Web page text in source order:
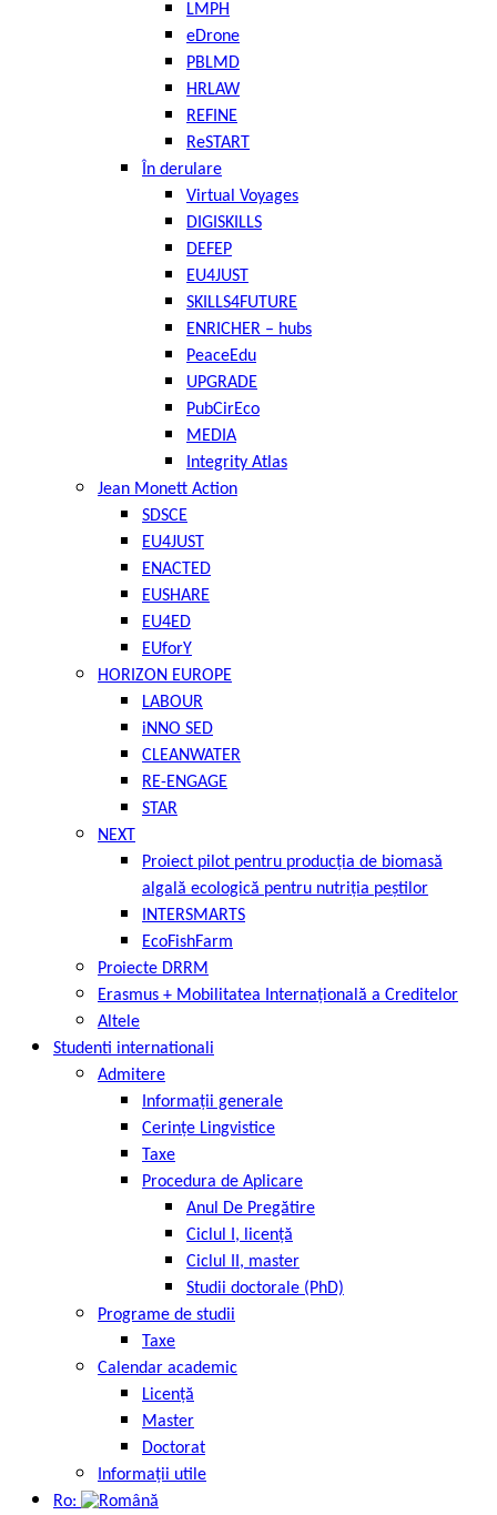
LMPH
eDrone
PBLMD
HRLAW
REFINE
ReSTART
În derulare
Virtual Voyages
DIGISKILLS
DEFEP
EU4JUST
SKILLS4FUTURE
ENRICHER – hubs
PeaceEdu
UPGRADE
PubCirEco
MEDIA
Integrity Atlas
Jean Monett Action
SDSCE
EU4JUST
ENACTED
EUSHARE
EU4ED
EUforY
HORIZON EUROPE
LABOUR
iNNO SED
CLEANWATER
RE-ENGAGE
STAR
NEXT
Proiect pilot pentru producția de biomasă
algală ecologică pentru nutriția peștilor
INTERSMARTS
EcoFishFarm
Proiecte DRRM
Erasmus + Mobilitatea Internațională a Creditelor
Altele
Studenti internationali
Admitere
Informații generale
Cerințe Lingvistice
Taxe
Procedura de Aplicare
Anul De Pregătire
Ciclul I, licență
Ciclul II, master
Studii doctorale (PhD)
Programe de studii
Taxe
Calendar academic
Licență
Master
Doctorat
Informații utile
Ro: